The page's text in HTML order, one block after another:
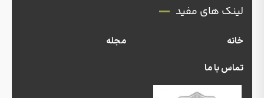
لینک های مفید
خانه
مجله
تماس با ما